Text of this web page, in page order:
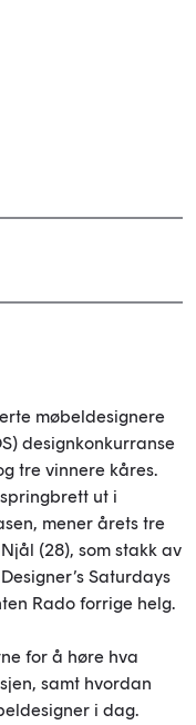
møbeldesignere
designkonkurranse
tre vinnere kåres.
ut i
mener årets tre
(28), som stakk av
Saturdays
Rado forrige helg.
for å høre hva
samt hvordan
i dag.